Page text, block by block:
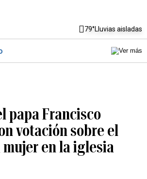
79°Lluvias aisladas
papa Francisco
votación sobre el
en la iglesia